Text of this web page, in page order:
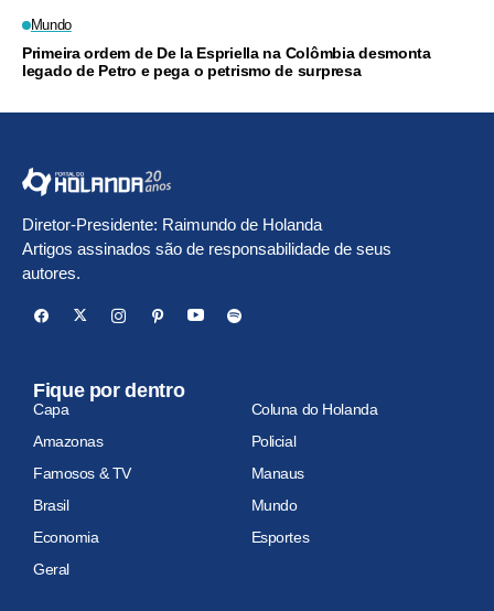
Mundo
Primeira ordem de De la Espriella na Colômbia desmonta
legado de Petro e pega o petrismo de surpresa
Diretor-Presidente: Raimundo de Holanda
Artigos assinados são de responsabilidade de seus
autores.
Fique por dentro
Capa
Coluna do Holanda
Amazonas
Policial
Famosos & TV
Manaus
Brasil
Mundo
Economia
Esportes
Geral